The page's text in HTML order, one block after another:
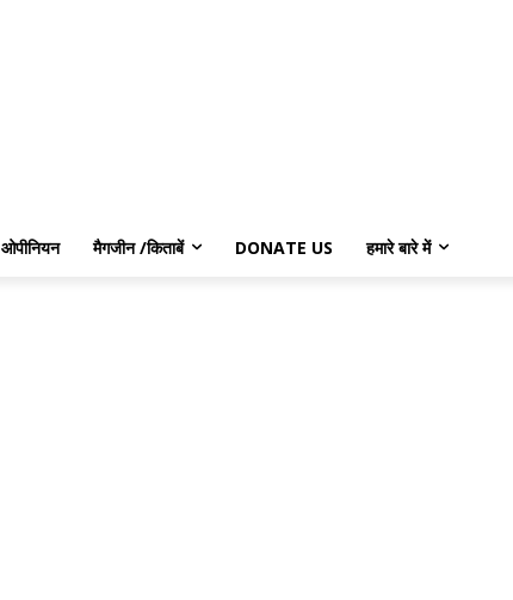
ओपीनियन मैगजीन /किताबें DONATE US हमारे बारे में